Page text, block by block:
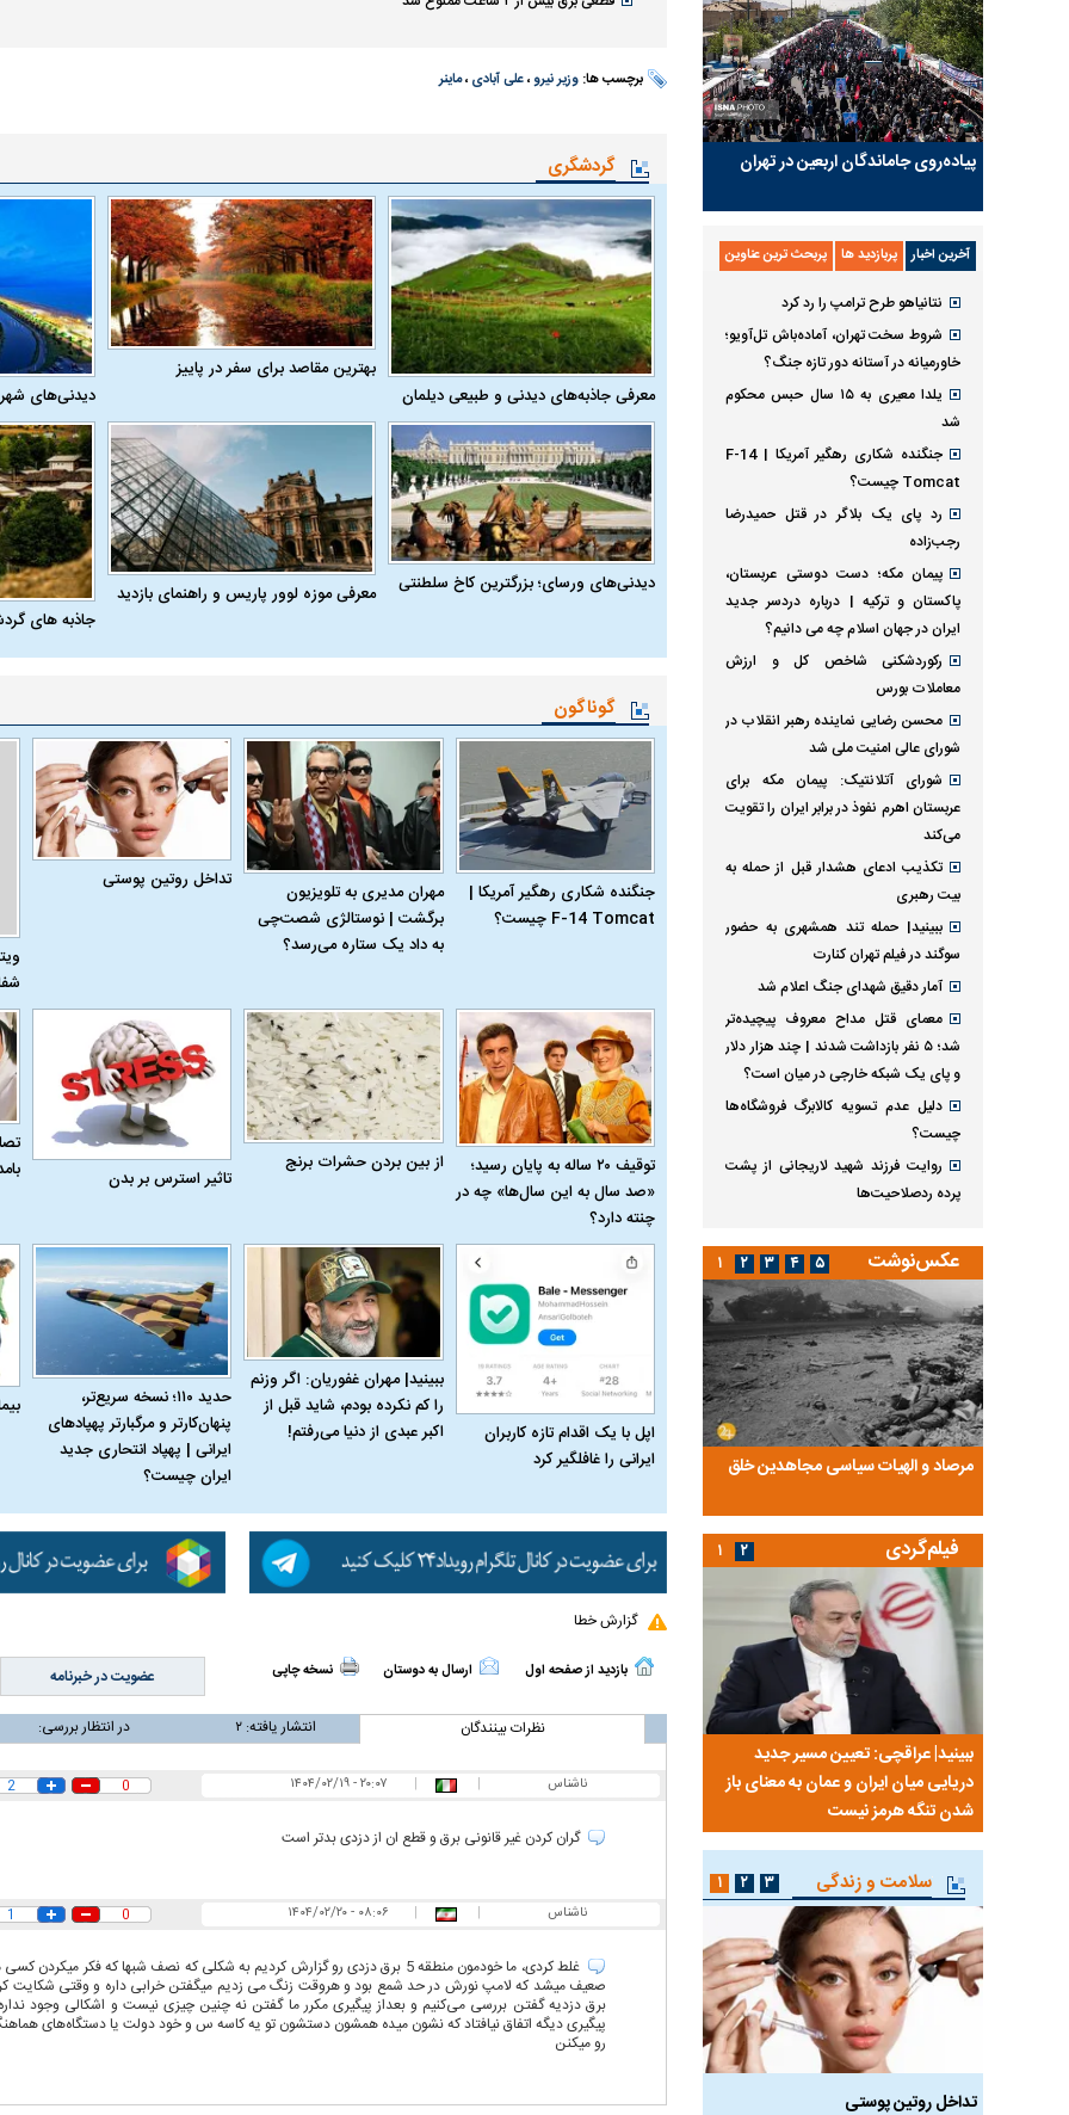
برچسب ها: وزیر نیرو،علی آبادی ،ماینر
گردشگری
معرفی جاذبه‌های دیدنی و طبیعی دیلمان
بهترین مقاصد برای سفر در پاییز
دیدنی‌های
دیدنی‌های ورسای؛ بزرگترین کاخ سلطنتی
معرفی موزه لوور پاریس و راهنمای بازدید
جاذبه های
گوناگون
جنگنده شکاری رهگیر آمریکا |
F-14 Tomcat چیست؟
مهران مدیری به تلویزیون
برگشت | نوستالژی شصت‌چی
به داد یک ستاره می‌رسد؟
تداخل روتین پوستی
توقیف ۲۰ ساله به پایان رسید؛
«صد سال به این سال‌ها» چه در
چنته دارد؟
از بین بردن حشرات برنج
تاثیر استرس بر بدن
اپل با یک اقدام تازه کاربران
ایرانی را غافلگیر کرد
ببینید| مهران غفوریان: اگر وزنم
را کم نکرده بودم، شاید قبل از
اکبر عبدی از دنیا می‌رفتم!
حدید ۱۱۰؛ نسخه سریع‌تر،
پنهان‌کارتر و مرگبارتر پهپادهای
ایرانی | پهپاد انتحاری جدید
ایران چیست؟
گزارش خطا
بازدید از صفحه اول ارسال به دوستان نسخه چاپی عضویت در خبرنامه
نظرات بینندگان انتشار یافته:۲ در انتظار بررسی:
ناشناس |
| ۲۰:۰۷ - ۱۴۰۴/۰۲/۱۹ 0
2
گران کردن غیر قانونی برق و قطع ان از دزدی بدتر است
ناشناس |
| ۰۸:۰۶ - ۱۴۰۴/۰۲/۲۰ 0
1
غلط کردی، ما خودمون منطقه 5 برق دزدی رو گزارش کردیم به شکلی که نصف شبها که فکر
صعیف میشد که لامپ نورش در حد شمع بود و هروقت زنگ می زدیم میگفتن خرابی داره و وقتی شکایت
برق دزدیه گفتن بررسی می‌کنیم و بعداز پیگیری مکرر ما گفتن نه چنین چیزی نیست و اشکالی وجود نداره
پیگیری دیگه اتفاق نیافتاد که نشون میده همشون دستشون تو یه کاسه س و خود دولت یا دستگاه‌های
رو میکنن
پیاده‌روی جاماندگان اربعین در تهران
آخرین اخبار پربازدید ها پربحث ترین عناوین
نتانیاهو طرح ترامپ را رد کرد
شروط سخت تهران، آماده‌باش تل‌آویو؛
خاورمیانه در آستانه دور تازه جنگ؟
یلدا معیری به ۱۵ سال حبس محکوم
شد
جنگنده شکاری رهگیر آمریکا | F-14
Tomcat چیست؟
رد پای یک بلاگر در قتل حمیدرضا
رجب‌زاده
پیمان مکه؛ دست دوستی عربستان،
پاکستان و ترکیه | درباره دردسر جدید
ایران در جهان اسلام چه می دانیم؟
رکوردشکنی شاخص کل و ارزش
معاملات بورس
محسن رضایی نماینده رهبر انقلاب در
شورای عالی امنیت ملی شد
شورای آتلانتیک: پیمان مکه برای
عربستان اهرم نفوذ در برابر ایران را تقویت
می‌کند
تکذیب ادعای هشدار قبل از حمله به
بیت رهبری
ببینید| حمله تند همشهری به حضور
سوگند در فیلم تهران کنارت
آمار دقیق شهدای جنگ اعلام شد
معمای قتل مداح معروف پیچیده‌تر
شد؛ ۵ نفر بازداشت شدند | چند هزار دلار
و پای یک شبکه خارجی در میان است؟
دلیل عدم تسویه کالابرگ فروشگاه‌ها
چیست؟
روایت فرزند شهید لاریجانی از پشت
پرده ردصلاحیت‌ها
عکس‌نوشت
مرصاد و الهیات سیاسی مجاهدین خلق
آخرین پرده از حیات سیاسی یک سلسله |
ریشه‌های عزاداری ماه محرم در فرهنگ
عزاداری ماه
۱ ۲ ۳ ۴ ۵
فیلم‌گردی
ببینید| عراقچی: تعیین مسیر جدید
دریایی میان ایران و عمان به معنای باز
شدن تنگه هرمز نیست
معیشت و وضعیت اقتصادی مردم است
دریایی میان ایران و عمان به معنای باز
معیشت و وضعیت
۱ ۲
سلامت و زندگی
تداخل روتین پوستی ویتامین‌های درخشان‌کننده و شفاف‌کننده دلیل علاقه برخی افراد به فال و طالع‌بینی تداخل روتین
۱ ۲ ۳